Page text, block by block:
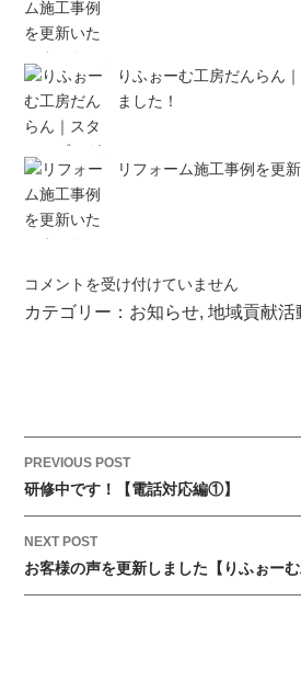
りふぉーむ工房だんらん
ました！
リフォーム施工事例を更
祝！
全
コメントを受け付けていません
カテゴリー： お知らせ,地域貢献活
P
o
s
t
n
a
PREVIOUS POST
研修中です！【電話対応編①】
NEXT POST
お客様の声を更新しました【りふぉーむ